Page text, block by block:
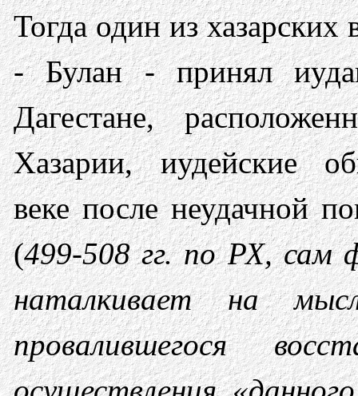
Тогда один из хазарских
- Булан - принял
Дагестане,
Хазарии, иудейские
веке после неудачной
(499-508 гг. по РХ, сам
наталкивает на
провалившегося